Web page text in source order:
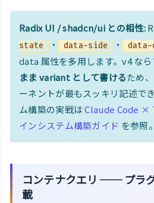
Radix UI / shadcn/ui との相性:
state ・ data-side ・
data 属性を多用します。v4 なら
まま variant として書けるため
ーネントが最もスッキリ記述で
ム構築の実戦はClaude Code ×
インシステム構築ガイド を参照。
コンテナクエリ ── プラ
載